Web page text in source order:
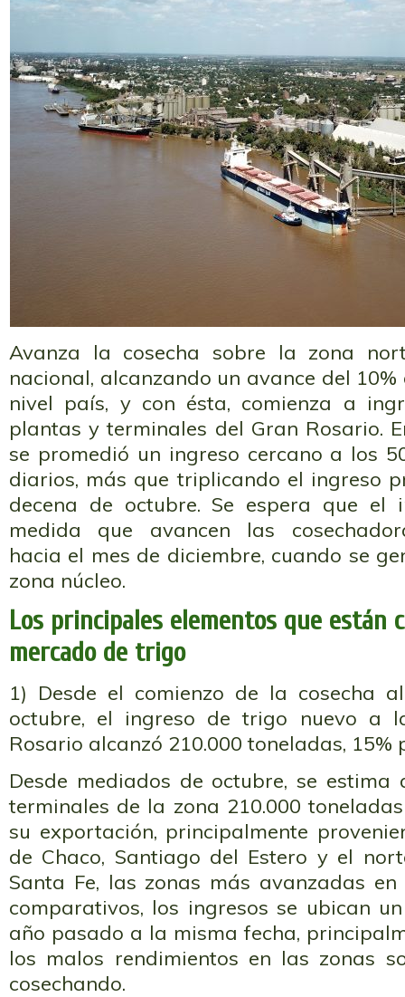
Avanza la cosecha sobre la zona
nacional, alcanzando un avance del
nivel país, y con ésta, comienza a
plantas y terminales del Gran Rosario.
se promedió un ingreso cercano a los
diarios, más que triplicando el ingreso
decena de octubre. Se espera que el
medida que avancen las
hacia el mes de diciembre, cuando se
zona núcleo.
Los principales elementos que están
mercado de trigo
1) Desde el comienzo de la cosecha
octubre, el ingreso de trigo nuevo a
Rosario alcanzó 210.000 toneladas, 15%
Desde mediados de octubre, se
terminales de la zona 210.000
su exportación, principalmente
de Chaco, Santiago del Estero y el
Santa Fe, las zonas más avanzadas
comparativos, los ingresos se ubican
año pasado a la misma fecha,
los malos rendimientos en las zonas
cosechando.